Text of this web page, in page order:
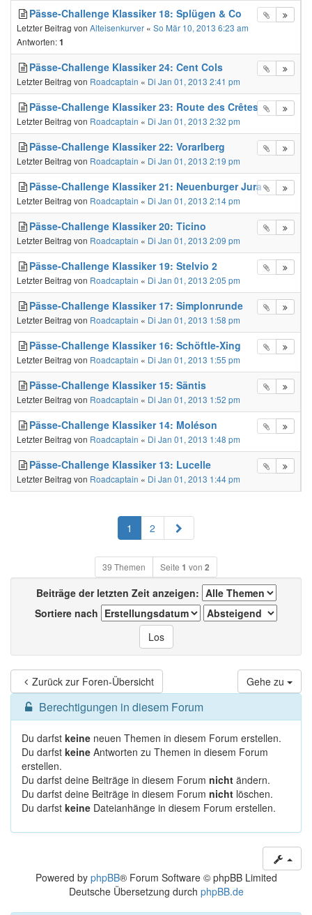
Pässe-Challenge Klassiker 18: Splügen & Co
Letzter Beitrag von Alteisenkurver « So Mär 10, 2013 6:23 am
Antworten:1
Pässe-Challenge Klassiker 24: Cent Cols
Letzter Beitrag von Roadcaptain « Di Jan 01, 2013 2:41 pm
Pässe-Challenge Klassiker 23: Route des Crêtes
Letzter Beitrag von Roadcaptain « Di Jan 01, 2013 2:32 pm
Pässe-Challenge Klassiker 22: Vorarlberg
Letzter Beitrag von Roadcaptain « Di Jan 01, 2013 2:19 pm
Pässe-Challenge Klassiker 21: Neuenburger Jura
Letzter Beitrag von Roadcaptain « Di Jan 01, 2013 2:14 pm
Pässe-Challenge Klassiker 20: Ticino
Letzter Beitrag von Roadcaptain « Di Jan 01, 2013 2:09 pm
Pässe-Challenge Klassiker 19: Stelvio 2
Letzter Beitrag von Roadcaptain « Di Jan 01, 2013 2:05 pm
Pässe-Challenge Klassiker 17: Simplonrunde
Letzter Beitrag von Roadcaptain « Di Jan 01, 2013 1:58 pm
Pässe-Challenge Klassiker 16: Schöftle-Xing
Letzter Beitrag von Roadcaptain « Di Jan 01, 2013 1:55 pm
Pässe-Challenge Klassiker 15: Säntis
Letzter Beitrag von Roadcaptain « Di Jan 01, 2013 1:52 pm
Pässe-Challenge Klassiker 14: Moléson
Letzter Beitrag von Roadcaptain « Di Jan 01, 2013 1:48 pm
Pässe-Challenge Klassiker 13: Lucelle
Letzter Beitrag von Roadcaptain « Di Jan 01, 2013 1:44 pm
1 2 Nächste
39 Themen Seite 1 von 2
Beiträge der letzten Zeit anzeigen:
Sortiere nach
Zurück zur Foren-Übersicht Gehe zu
Berechtigungen in diesem Forum
Du darfst keine neuen Themen in diesem Forum erstellen.
Du darfst keine Antworten zu Themen in diesem Forum
erstellen.
Du darfst deine Beiträge in diesem Forum nicht ändern.
Du darfst deine Beiträge in diesem Forum nicht löschen.
Du darfst keine Dateianhänge in diesem Forum erstellen.
Powered by phpBB® Forum Software © phpBB Limited
Deutsche Übersetzung durch phpBB.de